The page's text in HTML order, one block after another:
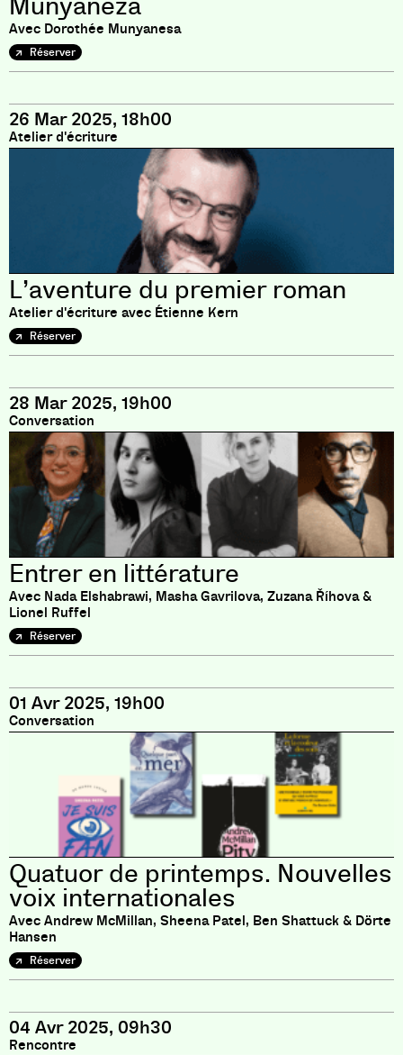
Avec Dorothée Munyanesa
Réserver
26 Mar 2025, 18h00
Atelier d'écriture
L’aventure du premier roman
Atelier d'écriture avec Étienne Kern
Réserver
28 Mar 2025, 19h00
Conversation
Entrer en littérature
Avec Nada Elshabrawi, Masha Gavrilova, Zuzana Říhova &
Lionel Ruffel
Réserver
01 Avr 2025, 19h00
Conversation
Quatuor de printemps. Nouvelles
voix internationales
Avec Andrew McMillan, Sheena Patel, Ben Shattuck & Dörte
Hansen
Réserver
04 Avr 2025, 09h30
Rencontre